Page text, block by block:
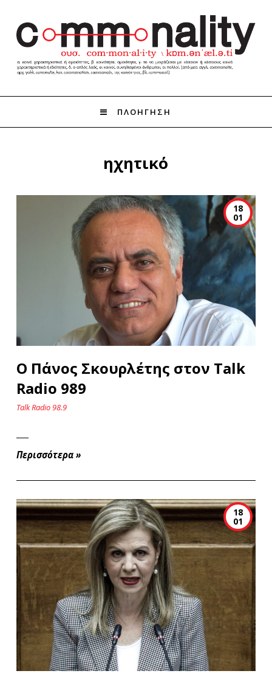
ΠΛΟΗΓΗΣΗ
ηχητικό
18
01
O Πάνος Σκουρλέτης στον Talk
Radio 989
Talk Radio 98.9
Περισσότερα »
18
01